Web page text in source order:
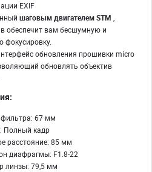
EXIF
шаговым двигателем STM
обеспечит вам бесшумную и
фокусировку.
обновления прошивки micro
обновлять объектив
67 мм
Полный кадр
расстояние: 85 мм
диафрагмы: F1.8-22
линзы: 79,5 мм